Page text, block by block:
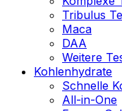
Tribulus
Maca
DAA
Weitere
Kohlenhydrate
Schnelle
All-in-One